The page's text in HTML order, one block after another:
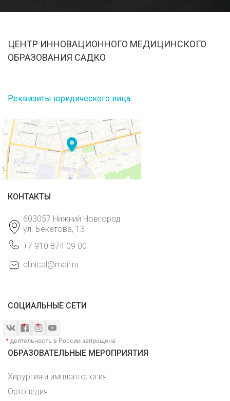
ЦЕНТР ИННОВАЦИОННОГО МЕДИЦИНСКОГО
ОБРАЗОВАНИЯ САДКО
Реквизиты юридического лица
КОНТАКТЫ
603057 Нижний Новгород
ул. Бекетова, 13
+7 910 874 09 00
clinical@mail.ru
СОЦИАЛЬНЫЕ СЕТИ
* деятельность в России запрещена
ОБРАЗОВАТЕЛЬНЫЕ МЕРОПРИЯТИЯ
Хирургия и имплантология
Ортопедия